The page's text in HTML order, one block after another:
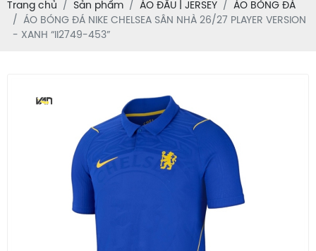
Trang chủ Sản phẩm ÁO ĐẤU | JERSEY
ÁO BÓNG ĐÁ
ÁO BÓNG ĐÁ NIKE CHELSEA SÂN NHÀ 26/27 PLAYER VERSION
- XANH “II2749-453”